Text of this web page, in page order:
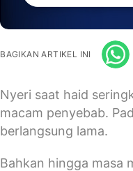
BAGIKAN ARTIKEL INI
Nyeri saat haid
macam penyebab.
berlangsung lama.
Bahkan hingga masa